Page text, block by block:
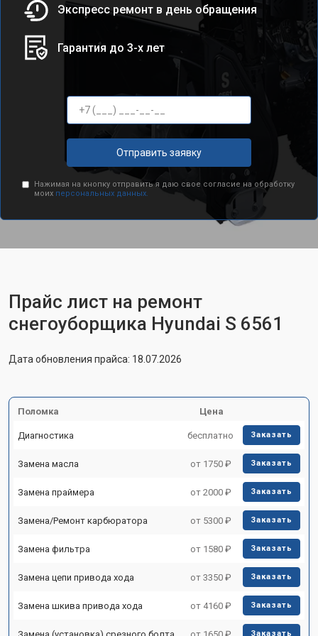
Экспресс ремонт в день обращения
Гарантия до 3-х лет
Отправить заявку
Нажимая на кнопку отправить я даю свое согласие на обработку
моих персональных данных.
Прайс лист на ремонт
снегоуборщика Hyundai S 6561
Дата обновления прайса: 18.07.2026
Поломка Цена
Диагностика бесплатно Заказать
Замена масла от 1750 ₽ Заказать
Замена праймера от 2000 ₽ Заказать
Замена/Pемонт карбюратора от 5300 ₽ Заказать
Замена фильтра от 1580 ₽ Заказать
Замена цепи привода хода от 3350 ₽ Заказать
Замена шкива привода хода от 4160 ₽ Заказать
Замена (установка) срезного болта от 1650 ₽ Заказать